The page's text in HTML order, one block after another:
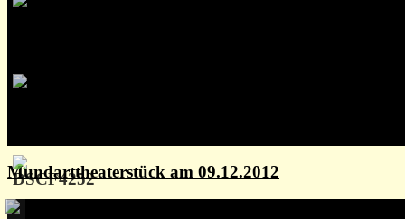
Mundarttheaterstück am 09.12.2012